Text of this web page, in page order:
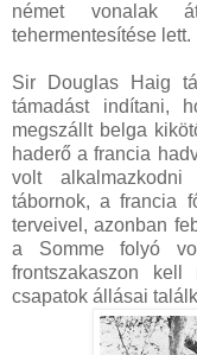
német vonalak
tehermentesítése lett.
Sir Douglas Haig
támadást indítani,
megszállt belga
haderő a francia
volt
tábornok, a francia
terveivel, azonban
a Somme folyó
frontszakaszon
csapatok állásai